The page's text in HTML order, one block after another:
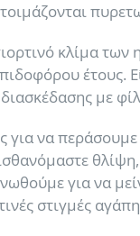
κλίμα
έτους.
με
να
για να
στιγμές